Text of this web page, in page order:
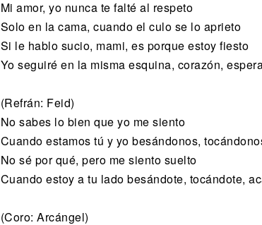
Mi amor, yo nunca te falté al respeto
Solo en la cama, cuando el culo se lo aprieto
Si le hablo sucio, mami, es porque estoy fiesto
Yo seguiré en la misma esquina, corazón,
(Refrán: Feid)
No sabes lo bien que yo me siento
Cuando estamos tú y yo besándonos,
No sé por qué, pero me siento suelto
Cuando estoy a tu lado besándote, tocándote,
(Coro: Arcángel)